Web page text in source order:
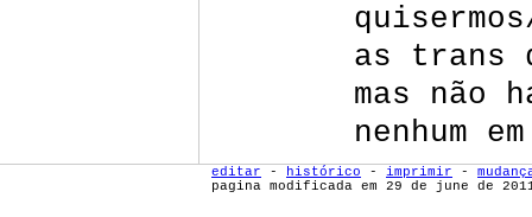
as trans
mas não
nenhum
editar - histórico - imprimir -
pagina modificada em 29 de june de